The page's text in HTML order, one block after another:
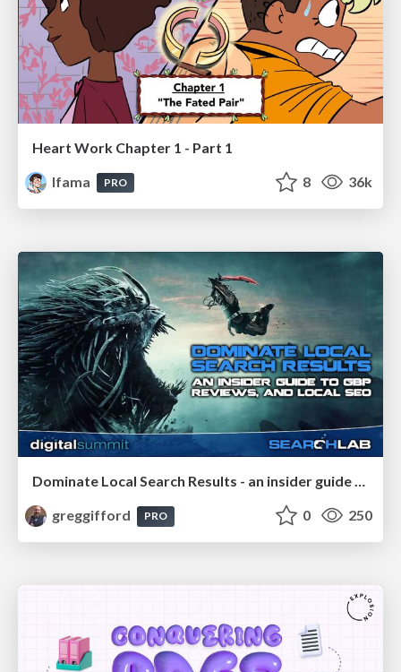
Heart Work Chapter 1 - Part 1
lfama
PRO 8 36k
Dominate Local Search Results - an insider guide to GBP, reviews, and Local SEO
greggifford
PRO 0 250